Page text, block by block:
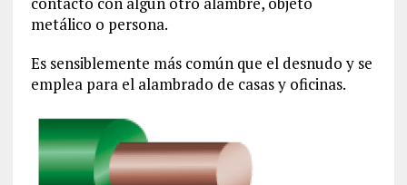
metálico o persona.
Es sensiblemente más común que el desnudo y se
emplea para el alambrado de casas y oficinas.